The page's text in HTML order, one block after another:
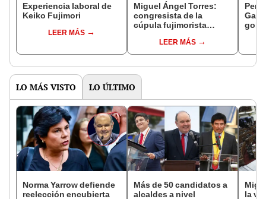
Experiencia laboral de
Keiko Fujimori
LEER MÁS
Miguel Ángel Torres:
congresista de la
cúpula fujimorista
del SenadoLEER MÁS
LO MÁS VISTO LO ÚLTIMO
Norma Yarrow defiende
reelección encubierta
Más de 50 candidatos a
alcaldes a nivel
la